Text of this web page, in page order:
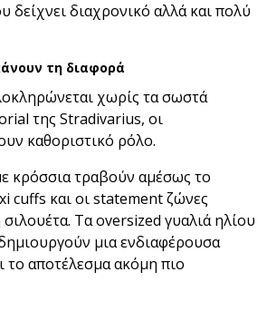
δείχνει διαχρονικό αλλά και πολύ
τη διαφορά
χωρίς τα σωστά
της Stradivarius, οι
καθοριστικό ρόλο.
κρόσσια τραβούν αμέσως το
cuffs και οι statement ζώνες
Τα oversized γυαλιά ηλίου
μια ενδιαφέρουσα
το αποτέλεσμα ακόμη πιο